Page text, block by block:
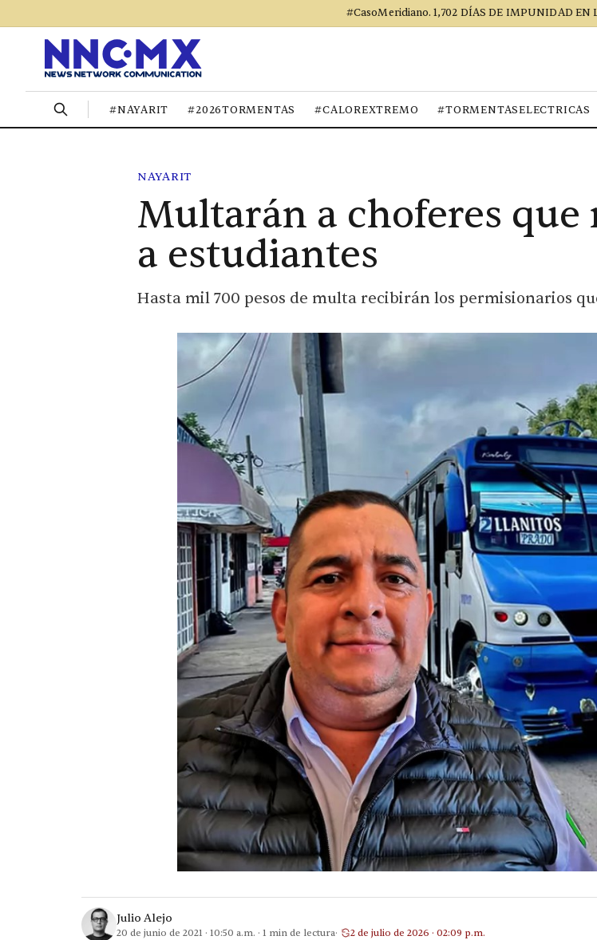
#CasoMeridiano. 1,702 DÍAS DE IMPUNIDAD EN
#NAYARIT #2026TORMENTAS #CALOREXTREMO #TORMENTASELECTRICAS
NAYARIT
Multarán a choferes que
a estudiantes
Hasta mil 700 pesos de multa recibirán los permisionarios
Julio Alejo
20 de junio de 2021 · 10:50 a.m. · 1 min de lectura 2 de julio de 2026 · 02:09 p.m.